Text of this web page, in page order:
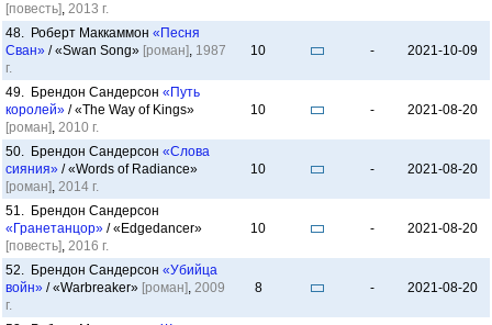
[повесть], 2013 г.
48. Роберт Маккаммон «Песня
Сван» / «Swan Song» [роман], 1987
г.
10 - 2021-10-09
49. Брендон Сандерсон «Путь
королей» / «The Way of Kings»
[роман], 2010 г.
10 - 2021-08-20
50. Брендон Сандерсон «Слова
сияния» / «Words of Radiance»
[роман], 2014 г.
10 - 2021-08-20
51. Брендон Сандерсон
«Гранетанцор» / «Edgedancer»
[повесть], 2016 г.
10 - 2021-08-20
52. Брендон Сандерсон «Убийца
войн» / «Warbreaker» [роман], 2009
г.
8 - 2021-08-20